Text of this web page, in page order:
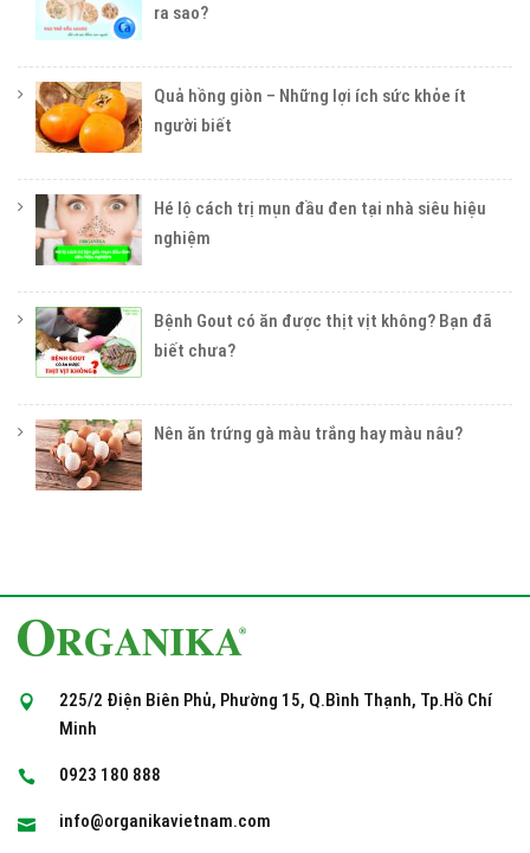
ra sao?
Quả hồng giòn – Những lợi ích sức khỏe ít
người biết
Hé lộ cách trị mụn đầu đen tại nhà siêu hiệu
nghiệm
Bệnh Gout có ăn được thịt vịt không? Bạn đã
biết chưa?
Nên ăn trứng gà màu trắng hay màu nâu?
225/2 Điện Biên Phủ, Phường 15, Q.Bình Thạnh, Tp.Hồ Chí
Minh
0923 180 888
info@organikavietnam.com